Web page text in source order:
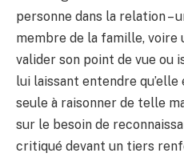
personne dans la relation –
membre de la famille, voire
valider son point de vue ou
lui laissant entendre qu’elle
seule à raisonner de telle
sur le besoin de
critiqué devant un tiers